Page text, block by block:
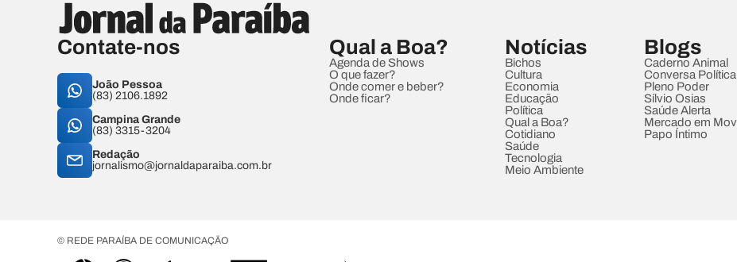
Contate-nos
João Pessoa
(83) 2106.1892
Campina Grande
(83) 3315-3204
Redação
jornalismo@jornaldaparaiba.com.br
Qual a Boa?
Agenda de Shows
O que fazer?
Onde comer e beber?
Onde ficar?
Notícias
Bichos
Cultura
Economia
Educação
Política
Qual a Boa?
Cotidiano
Saúde
Tecnologia
Meio Ambiente
Blogs
Caderno Animal
Conversa Política
Pleno Poder
Sílvio Osias
Saúde Alerta
Mercado em
Papo Íntimo
© REDE PARAÍBA DE COMUNICAÇÃO